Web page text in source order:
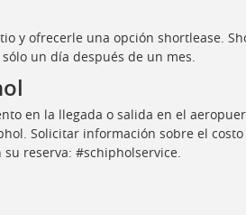
y ofrecerle una opción shortlease.
un día después de un mes.
en la llegada o salida en el
Solicitar información sobre el costo
reserva: #schipholservice.